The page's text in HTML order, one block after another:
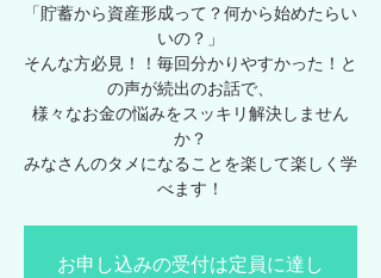
「貯蓄から資産形成って？何から始めたらい
いの？」
そんな方必見！！毎回分かりやすかった！と
の声が続出のお話で、
様々なお金の悩みをスッキリ解決しません
か？
みなさんのタメになることを楽して楽しく学
べます！
お申し込みの受付は定員に達し